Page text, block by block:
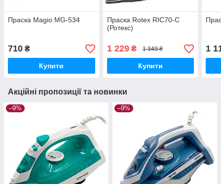
Праска Magio MG-534
710 ₴
Купити
Праска Rotex RIC70-C
(Ротекс)
1 229₴ 1 349 ₴
Купити
1
Акційні пропозиції та новинки
–9% –9%